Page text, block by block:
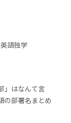
語独学
」はなんて言
の部署名まとめ